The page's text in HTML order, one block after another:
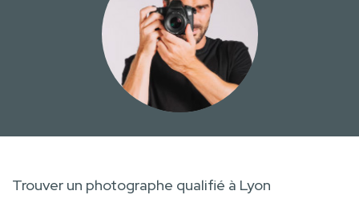
Trouver un photographe qualifié à Lyon